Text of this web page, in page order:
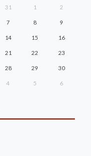
31 1 2
7 8 9
14 15 16
21 22 23
28 29 30
4 5 6